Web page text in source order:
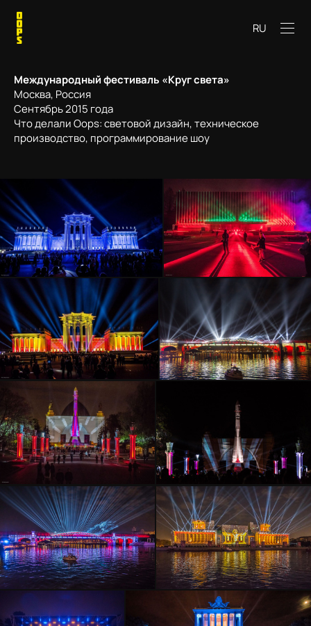
RU
Международныйфестиваль «Кругсвета»
Москва, Россия
Сентябрь 2015 года
Что делали Oops: световой дизайн, техническое
производство, программирование шоу